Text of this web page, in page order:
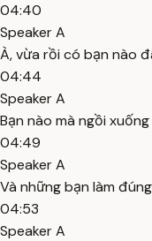
04:40
Speaker A
À, vừa rồi có bạn nào
04:44
Speaker A
Bạn nào mà ngồi
04:49
Speaker A
Và những bạn làm
04:53
Speaker A